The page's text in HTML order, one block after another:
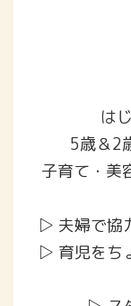
は
5歳＆2
子育て・美
▷ 夫婦で協
▷ 育児をち